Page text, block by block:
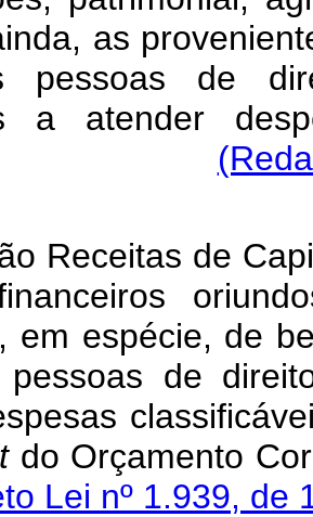
as
pessoas de
a atender
Receitas de
em espécie, de
de
do
Lei nº 1.939, de